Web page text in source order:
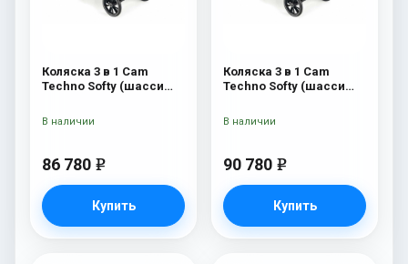
Коляска 3 в 1 Cam
Techno Softy (шасси
86 780 e
Купить
В наличии
Коляска 3 в 1 Cam
Techno Softy (шасси
90 780 e
Купить
В наличии